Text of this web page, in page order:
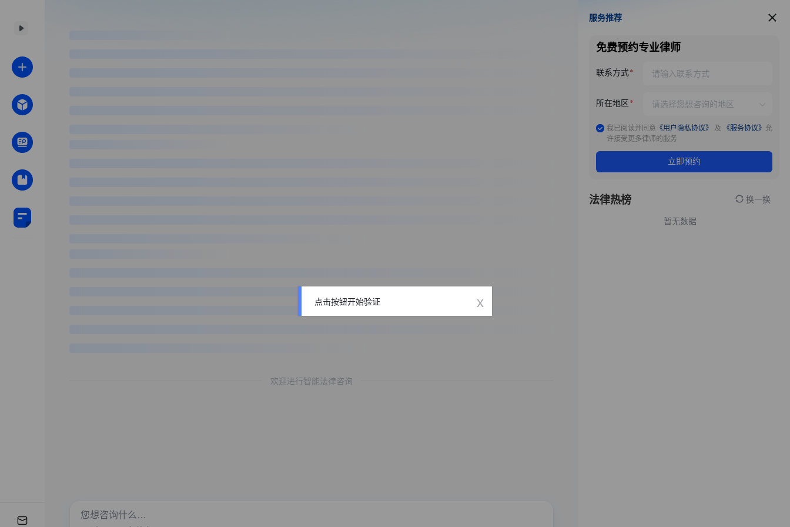
欢迎进行智能法律咨询
服务推荐
服务推荐
免费预约专业律师
联系方式
所在地区
我已阅读并同意 《用户隐私协议》 及 《服务协议》 允
许接受更多律师的服务
立即预约
法律热榜 换一换
暂无数据
点击按钮开始验证 x